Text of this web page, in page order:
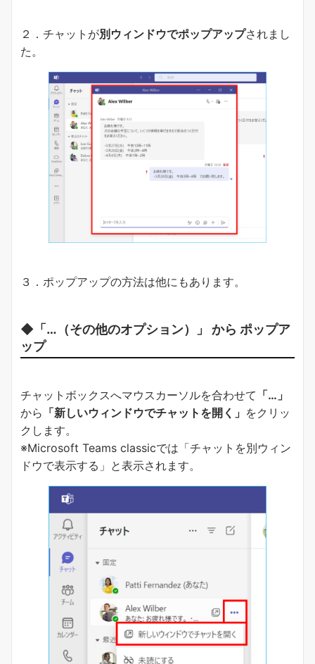
２．チャットが別ウィンドウでポップアップされまし
た。
３．ポップアップの方法は他にもあります。
◆ 「…（その他のオプション）」
から ポップア
ップ
チャットボックスへマウスカーソルを合わせて 「…」
から 「新しいウィンドウでチャットを開く」 をクリッ
クします。
※Microsoft Teams classicでは「チャットを別ウィン
ドウで表示する」と表示されます。